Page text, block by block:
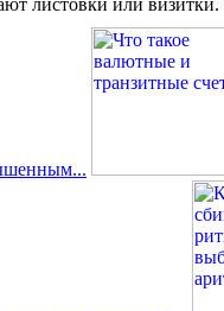
листовки или